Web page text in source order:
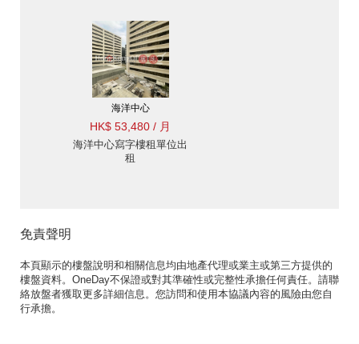
海洋中心
HK$ 53,480 / 月
海洋中心寫字樓租單位出
租
免責聲明
本頁顯示的樓盤說明和相關信息均由地產代理或業主或第三方提供的
樓盤資料。OneDay不保證或對其準確性或完整性承擔任何責任。請聯
絡放盤者獲取更多詳細信息。您訪問和使用本協議內容的風險由您自
行承擔。